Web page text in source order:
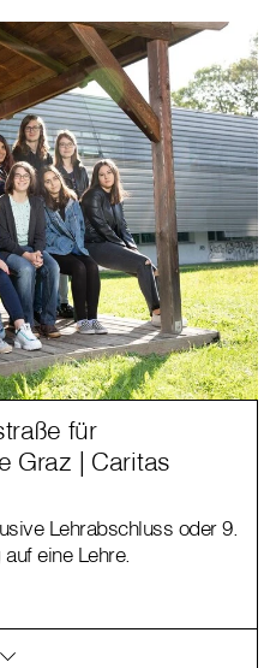
für
Graz | Caritas
Lehrabschluss oder 9.
eine Lehre.